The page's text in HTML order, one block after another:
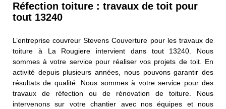
Réfection toiture : travaux de toit pour
tout 13240
L’entreprise couvreur Stevens Couverture pour les travaux de
toiture à La Rougiere intervient dans tout 13240. Nous
sommes à votre service pour réaliser vos projets de toit. En
activité depuis plusieurs années, nous pouvons garantir des
résultats de qualité. Nous sommes à votre service pour des
travaux de réfection ou de rénovation de toiture. Nous
intervenons sur votre chantier avec nos équipes et nous